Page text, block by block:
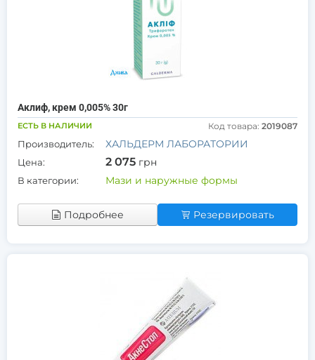
Аклиф, крем 0,005% 30г
ЕСТЬ В НАЛИЧИИ Код товара: 2019087
Производитель: ХАЛЬДЕРМ ЛАБОРАТОРИИ
Цена: 2 075 грн
В категории: Мази и наружные формы
Подробнее Резервировать